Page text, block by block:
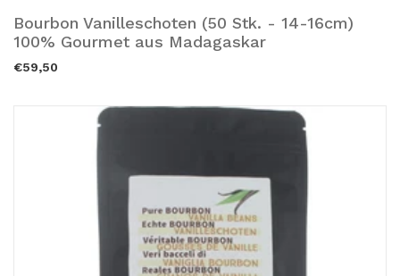
Bourbon Vanilleschoten (50 Stk. - 14-16cm)
100% Gourmet aus Madagaskar
Añadir a la cesta.
€59,50